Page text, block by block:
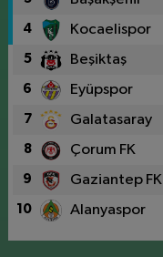
4 Kocaelispor
5 Beşiktaş
6 Eyüpspor
7 Galatasaray
8 Çorum FK
9 Gaziantep FK
10 Alanyaspor